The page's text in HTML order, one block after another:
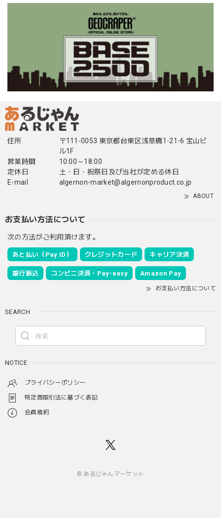
住所
〒111-0053 東京都台東区浅草橋1-21-6 宝山ビ
ル1F
営業時間
10:00～18:00
定休日
土・日・祝祭日及び当社が定める休日
E-mail
algernon-market@algernonproduct.co.jp
ABOUT
お支払い方法について
次の方法がご利用頂けます。
あと払い（Pay ID） クレジットカード キャリア決済
銀行振込 コンビニ決済・Pay-easy Amazon Pay
お支払い方法について
SEARCH
NOTICE
プライバシーポリシー
特定商取引法に基づく表記
会員規約
© あるじゃんマーケット